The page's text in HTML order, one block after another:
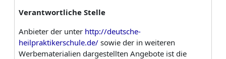
Verantwortliche Stelle
Anbieter der unter http://deutsche-
heilpraktikerschule.de/ sowie der in weiteren
Werbematerialien dargestellten Angebote ist die